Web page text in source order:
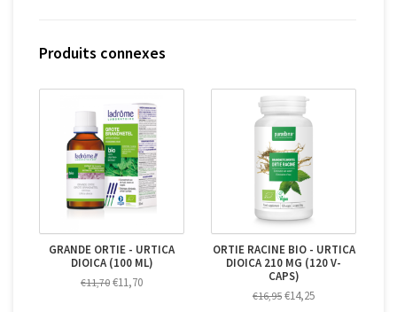
Produits connexes
GRANDE ORTIE - URTICA
DIOICA (100 ML)
€11,70 €11,70
ORTIE RACINE BIO - URTICA
DIOICA 210 MG (120 V-
CAPS)
€16,95 €14,25